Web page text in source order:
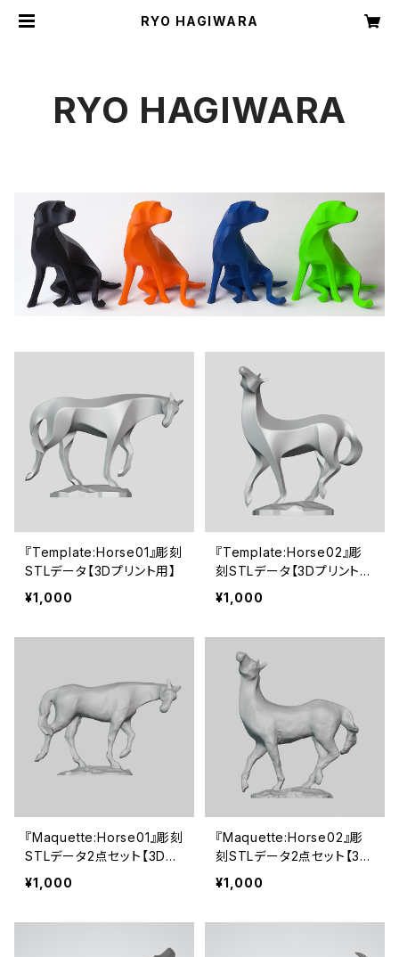
RYO HAGIWARA
RYO HAGIWARA
『Template:Horse01』彫刻
STLデータ【3Dプリント用】
¥1,000
『Template:Horse02』彫
刻STLデータ【3Dプリント
用】
¥1,000
『Maquette:Horse01』彫刻
STLデータ2点セット【3Dプ
リント用】
¥1,000
『Maquette:Horse02』彫
刻STLデータ2点セット【3D
プリント用】
¥1,000